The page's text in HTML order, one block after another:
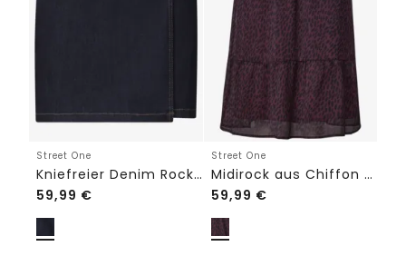
Street One
Kniefreier Denim Rock in Wickeloptik
59,99 €
Street One
Midirock aus Chiffon mit Volant
59,99 €